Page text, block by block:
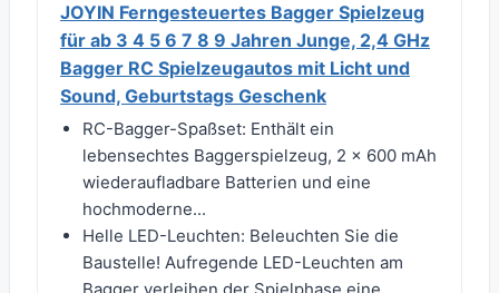
JOYIN Ferngesteuertes Bagger Spielzeug
für ab 3 4 5 6 7 8 9 Jahren Junge, 2,4 GHz
Bagger RC Spielzeugautos mit Licht und
Sound, Geburtstags Geschenk
RC-Bagger-Spaßset: Enthält ein
lebensechtes Baggerspielzeug, 2 x 600 mAh
wiederaufladbare Batterien und eine
hochmoderne...
Helle LED-Leuchten: Beleuchten Sie die
Baustelle! Aufregende LED-Leuchten am